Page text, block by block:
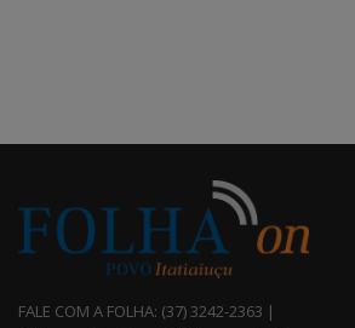
FALE COM A FOLHA: (37) 3242-2363 |